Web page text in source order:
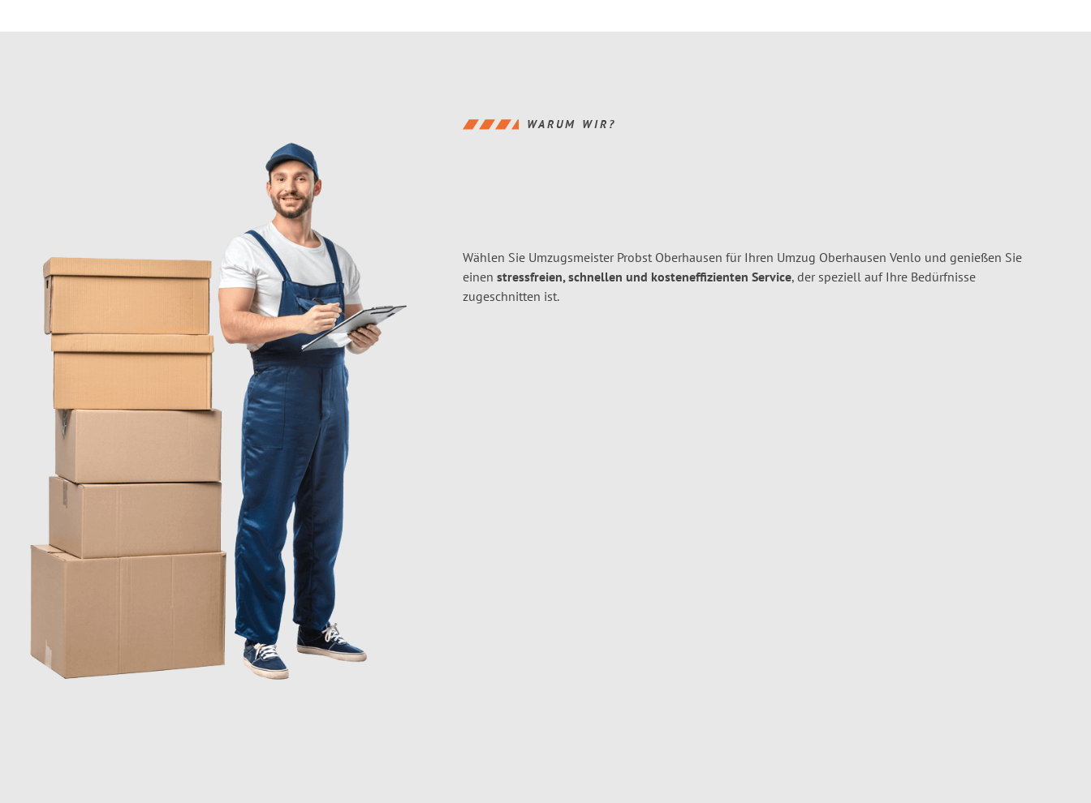
WARUM WIR?
Wählen Sie Umzugsmeister Probst Oberhausen für Ihren Umzug Oberhausen Venlo und genießen Sie
einen stressfreien, schnellen und kosteneffizienten Service, der speziell auf Ihre Bedürfnisse
zugeschnitten ist.